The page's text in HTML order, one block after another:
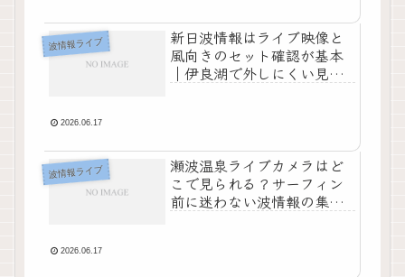
波情報ライブ
新日波情報はライブ映像と
風向きのセット確認が基本
｜伊良湖で外しにくい見方
2026.06.17
波情報ライブ
瀬波温泉ライブカメラはど
こで見られる？サーフィン
前に迷わない波情報の集め
2026.06.17